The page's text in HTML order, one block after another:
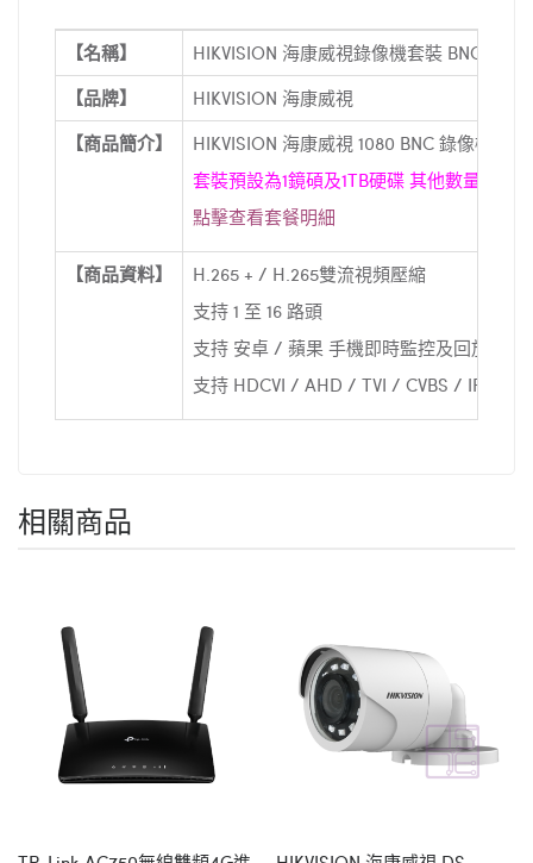
【名稱】
HIKVISION 海康威視錄像機套裝 BNC 1080
【品牌】
HIKVISION 海康威視
【商品簡介】
HIKVISION 海康威視 1080 BNC 錄像機套
套裝預設為1鏡碩及1TB硬碟 其他數量請自
點擊查看套餐明細
【商品資料】
H.265 + / H.265雙流視頻壓縮
支持 1 至 16 路頭
支持 安卓 / 蘋果 手機即時監控及回放
支持 HDCVI / AHD / TVI / CVBS / IP 視頻
相關商品